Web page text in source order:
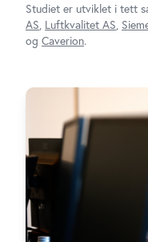
Studiet er utviklet i tett
AS, Luftkvalitet AS,
og Caverion.